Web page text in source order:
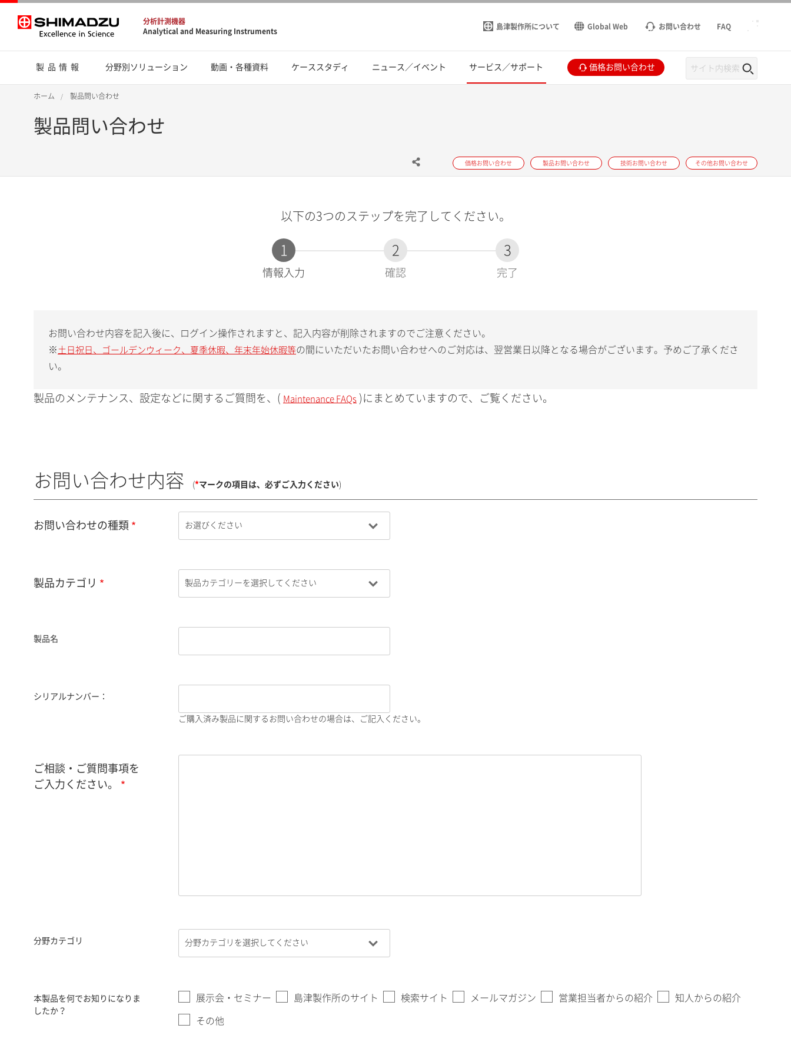
分析計測機器
Analytical and Measuring Instruments
島津製作所について Global Web お問い合わせ FAQ
製品情報 分野別ソリューション 動画・各種資料 ケーススタディ ニュース／イベント サービス／サポート 価格お問い合わせ
ホーム 製品問い合わせ
製品問い合わせ
価格お問い合わせ 製品お問い合わせ 技術お問い合わせ その他お問い合わせ
以下の3つのステップを完了してください。
1
現
情報入力
2
確認
3
完了
お問い合わせ内容を記入後に、ログイン操作されますと、記入内容が削除されますのでご注意ください。
※ 土日祝日、ゴールデンウィーク、夏季休暇、年末年始休暇等の間にいただいたお問い合わせへのご対応は、翌営業日以降となる場合がございます。予めご了承くださ
い。
製品のメンテナンス、設定などに関するご質問を、( Maintenance FAQs )にまとめていますので、ご覧ください。
お問い合わせ内容 (*マークの項目は、必ずご入力ください)
お問い合わせの種類
製品カテゴリ
製品名
シリアルナンバー：
ご購入済み製品に関するお問い合わせの場合は、ご記入ください。
ご相談・ご質問事項を
ご入力ください。
分野カテゴリ
本製品を何でお知りになりま
したか？
展示会・セミナー 島津製作所のサイト 検索サイト メールマガジン 営業担当者からの紹介 知人からの紹介
その他